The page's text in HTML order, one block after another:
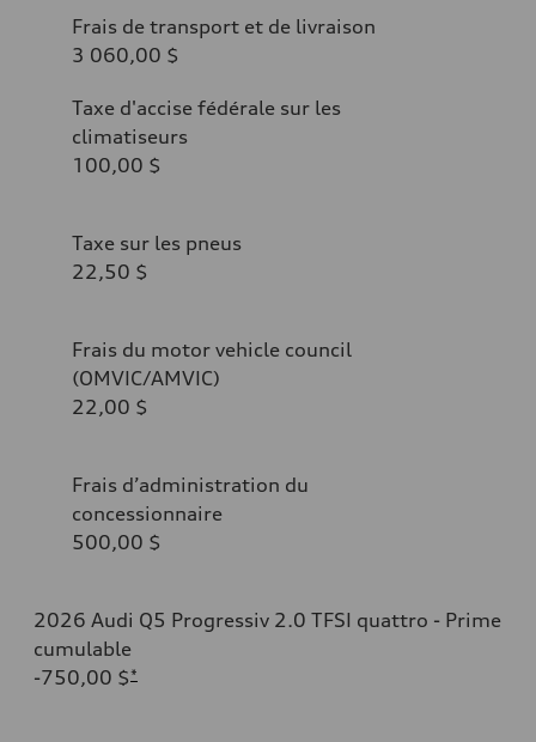
Frais de transport et de livraison
3 060,00 $
Taxe d'accise fédérale sur les
climatiseurs
100,00 $
Taxe sur les pneus
22,50 $
Frais du motor vehicle council
(OMVIC/AMVIC)
22,00 $
Frais d’administration du
concessionnaire
500,00 $
2026 Audi Q5 Progressiv 2.0 TFSI quattro - Prime
cumulable
-750,00 $*